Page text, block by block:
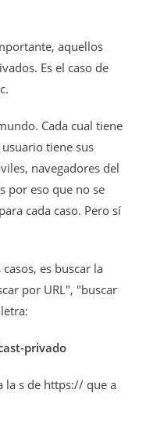
aquellos
Es el caso de
Cada cual tiene
tiene sus
navegadores del
por eso que no se
cada caso. Pero sí
es buscar la
por URL", "buscar
privado
la s de https:// que a